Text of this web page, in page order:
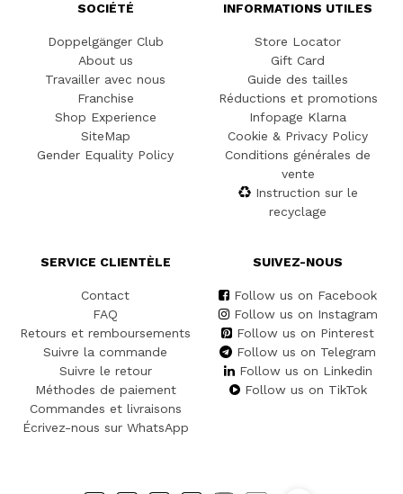
SOCIÉTÉ
Doppelgänger Club
About us
Travailler avec nous
Franchise
Shop Experience
SiteMap
Gender Equality Policy
INFORMATIONS UTILES
Store Locator
Gift Card
Guide des tailles
Réductions et promotions
Infopage Klarna
Cookie & Privacy Policy
Conditions générales de
vente
Instruction sur le
recyclage
SERVICE CLIENTÈLE
Contact
FAQ
Retours et remboursements
Suivre la commande
Suivre le retour
Méthodes de paiement
Commandes et livraisons
Écrivez-nous sur WhatsApp
SUIVEZ-NOUS
Follow us on Facebook
Follow us on Instagram
Follow us on Pinterest
Follow us on Telegram
Follow us on Linkedin
Follow us on TikTok